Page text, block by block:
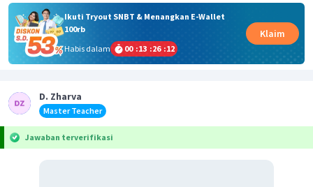
Ikuti Tryout SNBT & Menangkan E-Wallet
100rb
Habis dalam
00 :13 :26 :12
Klaim
D. Zharva
Master Teacher
Jawaban terverifikasi